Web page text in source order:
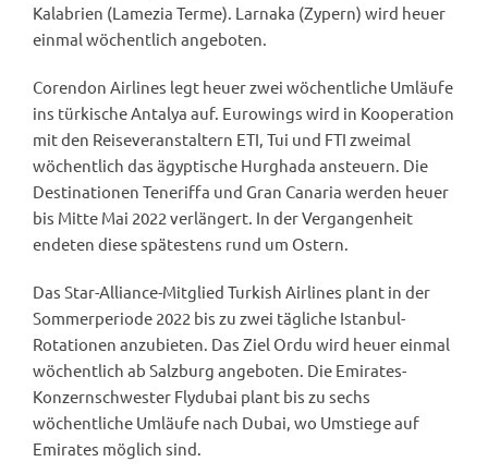
Kalabrien (Lamezia Terme). Larnaka (Zypern) wird heuer
einmal wöchentlich angeboten.
Corendon Airlines legt heuer zwei wöchentliche Umläufe
ins türkische Antalya auf. Eurowings wird in Kooperation
mit den Reiseveranstaltern ETI, Tui und FTI zweimal
wöchentlich das ägyptische Hurghada ansteuern. Die
Destinationen Teneriffa und Gran Canaria werden heuer
bis Mitte Mai 2022 verlängert. In der Vergangenheit
endeten diese spätestens rund um Ostern.
Das Star-Alliance-Mitglied Turkish Airlines plant in der
Sommerperiode 2022 bis zu zwei tägliche Istanbul-
Rotationen anzubieten. Das Ziel Ordu wird heuer einmal
wöchentlich ab Salzburg angeboten. Die Emirates-
Konzernschwester Flydubai plant bis zu sechs
wöchentliche Umläufe nach Dubai, wo Umstiege auf
Emirates möglich sind.